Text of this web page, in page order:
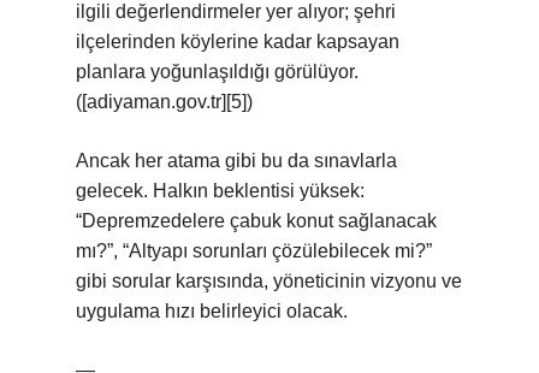
ilgili değerlendirmeler yer alıyor; şehri
ilçelerinden köylerine kadar kapsayan
planlara yoğunlaşıldığı görülüyor.
([adiyaman.gov.tr][5])
Ancak her atama gibi bu da sınavlarla
gelecek. Halkın beklentisi yüksek:
“Depremzedelere çabuk konut sağlanacak
mı?”, “Altyapı sorunları çözülebilecek mi?”
gibi sorular karşısında, yöneticinin vizyonu ve
uygulama hızı belirleyici olacak.